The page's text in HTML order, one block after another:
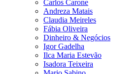
Carlos Carone
Andreza Matais
Claudia Meireles
Fábia Oliveira
Dinheiro & Negócios
Igor Gadelha
Ilca Maria Estevão
Isadora Teixeira